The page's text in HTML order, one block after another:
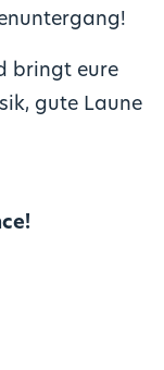
bringt eure
gute Laune